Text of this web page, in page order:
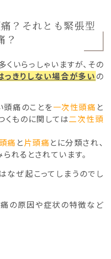
？それとも緊張型
？
いらっしゃいますが、その
っきりしない場合が多い の
頭痛のことを一次性頭痛 と
くものに関しては二次性頭
痛 と片頭痛 とに分類され、
れるとされています。
なぜ起こってしまうのでし
の原因や症状の特徴など